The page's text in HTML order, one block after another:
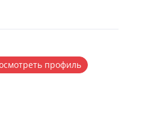
профиль